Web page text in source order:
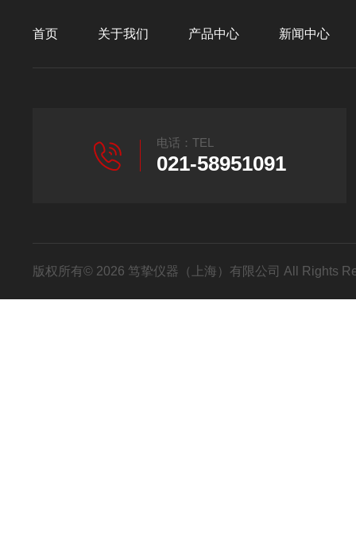
首页 关于我们 产品中心 新闻中心
电话：TEL
021-58951091
版权所有© 2026 笃挚仪器（上海）有限公司 All Rights